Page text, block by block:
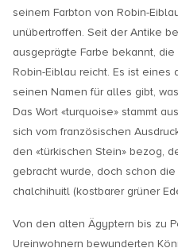
seinem Farbton von Robin-
unübertroffen. Seit der Antike
ausgeprägte Farbe bekannt,
Robin-Eiblau reicht. Es ist eines
seinen Namen für alles gibt,
Das Wort «turquoise» stammt
sich vom französischen
den «türkischen Stein» bezog,
gebracht wurde, doch schon
chalchihuitl (kostbarer grüner
Von den alten Ägyptern bis zu
Ureinwohnern bewunderten